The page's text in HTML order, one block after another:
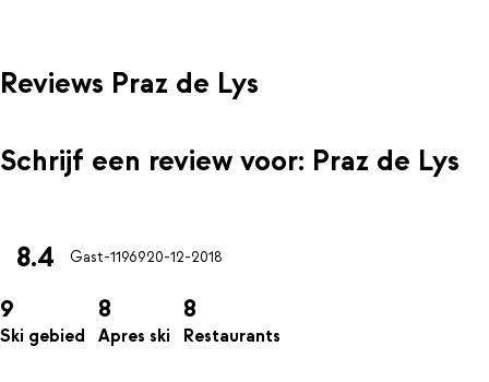
Reviews Praz de Lys
Schrijf een review voor: Praz de Lys
8.4 Gast-1196920-12-2018
9
Ski gebied
8
Apres ski
8
Restaurants